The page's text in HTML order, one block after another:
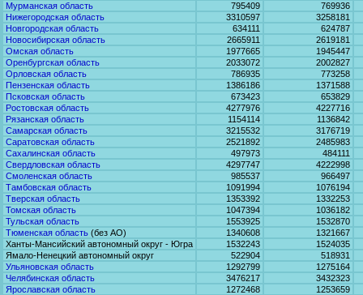
Мурманская область
795409
769936
Нижегородская область
3310597
3258181
Новгородская область
634111
624787
Новосибирская область
2665911
2619181
Омская область
1977665
1945447
Оренбургская область
2033072
2002827
Орловская область
786935
773258
Пензенская область
1386186
1371588
Псковская область
673423
653829
Ростовская область
4277976
4227716
Рязанская область
1154114
1136842
Самарская область
3215532
3176719
Саратовская область
2521892
2485983
Сахалинская область
497973
484111
Свердловская область
4297747
4222998
Смоленская область
985537
966497
Тамбовская область
1091994
1076194
Тверская область
1353392
1332253
Томская область
1047394
1036182
Тульская область
1553925
1532870
Тюменская область (без АО) 1340608
1321667
Ханты-Мансийский автономный округ - Югра
1532243
1524035
Ямало-Ненецкий автономный округ
522904
518931
Ульяновская область
1292799
1275164
Челябинская область
3476217
3432323
Ярославская область
1272468
1253659